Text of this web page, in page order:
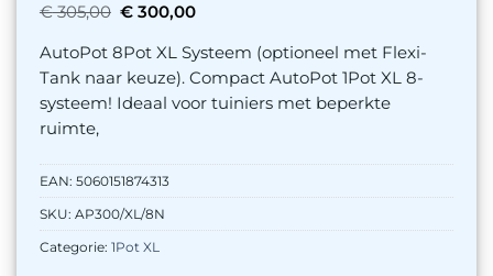
€305,00 Oorspronkelijke
was:
€ 305,00.
€ 300,00Huidige
€ 300,00.
AutoPot 8Pot XL Systeem (optioneel met Flexi-
Tank naar keuze). Compact AutoPot 1Pot XL 8-
systeem! Ideaal voor tuiniers met beperkte
ruimte,
EAN: 5060151874313
SKU: AP300/XL/8N
Categorie: 1Pot XL